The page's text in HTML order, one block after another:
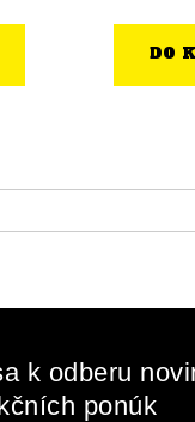
DO
k odberu
ponúk